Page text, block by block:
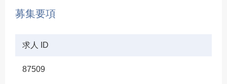
募集要項
求人 ID
87509